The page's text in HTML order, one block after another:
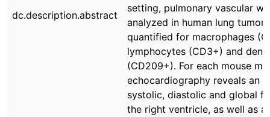
dc.description.abstract
setting, pulmonary vascular
analyzed in human lung tumor
quantified for macrophages
lymphocytes (CD3+) and
(CD209+). For each mouse
echocardiography reveals an
systolic, diastolic and global
the right ventricle, as well as a